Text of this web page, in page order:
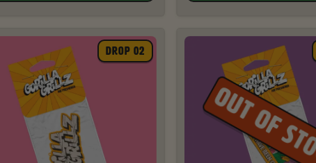
DROP 02